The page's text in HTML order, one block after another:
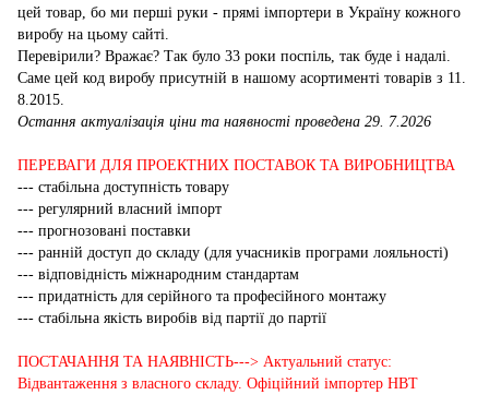
цей товар, бо ми перші руки - прямі імпортери в Україну кожного
виробу на цьому сайті.
Перевірили? Вражає? Так було 33 роки поспіль, так буде і надалі.
Саме цей код виробу присутній в нашому асортименті товарів з 11.
8.2015.
Остання актуалізація ціни та наявності проведена 29. 7.2026
ПЕРЕВАГИ ДЛЯ ПРОЕКТНИХ ПОСТАВОК ТА ВИРОБНИЦТВА
--- стабільна доступність товару
--- регулярний власний імпорт
--- прогнозовані поставки
--- ранній доступ до складу (для учасників програми лояльності)
--- відповідність міжнародним стандартам
--- придатність для серійного та професійного монтажу
--- стабільна якість виробів від партії до партії
ПОСТАЧАННЯ ТА НАЯВНІСТЬ---> Актуальний статус:
Відвантаження з власного складу. Офіційний імпортер НВТ